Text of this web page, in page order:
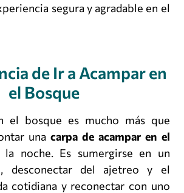
segura y agradable en el
de Ir a Acampar en
el Bosque
el bosque es mucho más que
unacarpa de acampar en el
la noche. Es sumergirse en un
desconectar del ajetreo y el
cotidiana y reconectar con uno